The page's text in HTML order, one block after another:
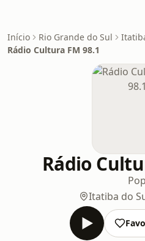
Início Rio Grande do Sul
Rádio Cultura FM 98.1
Rádio
Pop
Itatiba do